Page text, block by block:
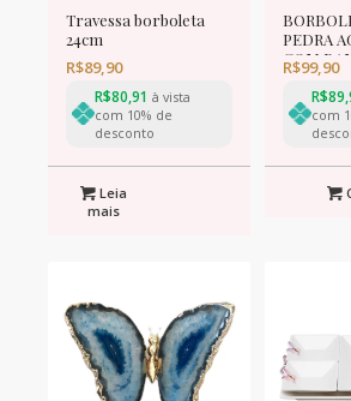
Travessa borboleta
24cm
R$89,90
R$80,91 à vista
com 10% de
desconto
Leia
mais
PEDRA
COM
R$99,90
R$
com